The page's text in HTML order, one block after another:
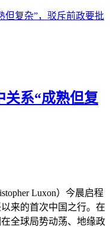
关系“成熟但复
Luxon）今晨启程
来的首次中国之行。在
全球局势动荡、地缘政